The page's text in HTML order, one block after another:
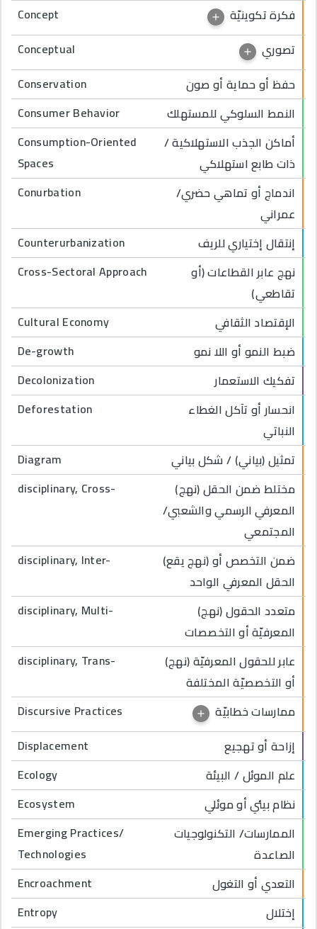
Concept
فكرة تكوينيّة
Conceptual
تصوري
Conservation
حفظ أو حماية أو صون
Consumer Behavior
النمط السلوكي للمستهلك
Consumption-Oriented
Spaces
أماكن الجذب الاستهلاكية /
ذات طابع استهلاكي
Conurbation
اندماج أو تماهي حضري/
عمراني
Counterurbanization
إنتقال إختياري للريف
Cross-Sectoral Approach
نهج عابر القطاعات (أو
تقاطعي)
Cultural Economy
الإقتصاد الثقافي
De-growth
ضبط النمو أو اللا نمو
Decolonization
تفكيك الاستعمار
Deforestation
انحسار أو تآكل الغطاء
النباتي
Diagram
تمثيل (بياني) / شكل بياني
disciplinary, Cross-
(نهج) مختلط ضمن الحقل
المعرفي الرسمي والشعبي/
المجتمعي
disciplinary, Inter-
(نهج يقع) ضمن التخصص أو
الحقل المعرفي الواحد
disciplinary, Multi-
(نهج) متعدد الحقول
المعرفيّة أو التخصصات
disciplinary, Trans-
(نهج) عابر للحقول المعرفيّة
أو التخصصيّة المختلفة
Discursive Practices
ممارسات خطابيّة
Displacement
إزاحة أو تهجيع
Ecology
علم الموئل / البيئة
Ecosystem
نظام بيئي أو موئلي
Emerging Practices/
Technologies
الممارسات/ التكنولوجيات
الصاعدة
Encroachment
التعدي أو التغول
Entropy
إختلال